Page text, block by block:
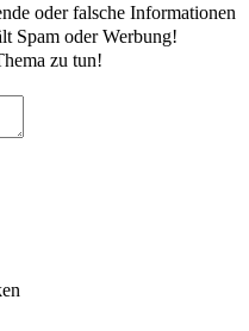
oder falsche Informationen
Spam oder Werbung!
zu tun!